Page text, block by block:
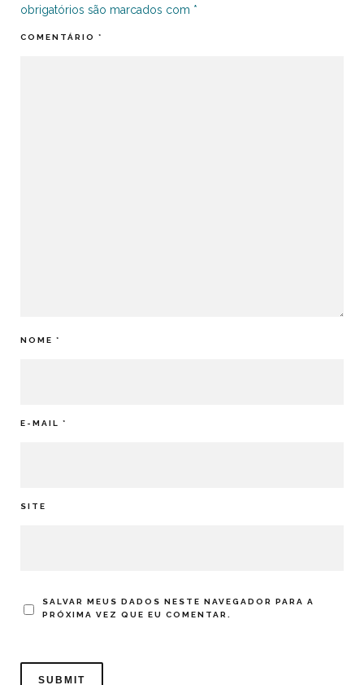
obrigatórios são marcados com *
COMENTÁRIO *
NOME *
E-MAIL *
SITE
SALVAR MEUS DADOS NESTE NAVEGADOR PARA A
PRÓXIMA VEZ QUE EU COMENTAR.